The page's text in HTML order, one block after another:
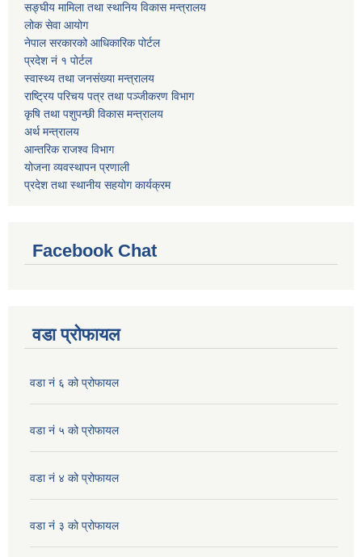
सङ्घीय मामिला तथा स्थानिय विकास मन्त्रालय
लोक सेवा आयोग
नेपाल सरकारको आधिकारिक पोर्टल
प्रदेश नं १ पोर्टल
स्वास्थ्य तथा जनसंख्या मन्त्रालय
राष्ट्रिय परिचय पत्र तथा पञ्जीकरण विभाग
कृषि तथा पशुपन्छी विकास मन्त्रालय
अर्थ मन्त्रालय
आन्तरिक राजश्व विभाग
योजना व्यवस्थापन प्रणाली
प्रदेश तथा स्थानीय सहयोग कार्यक्रम
Facebook Chat
वडा प्रोफायल
वडा नं ६ को प्रोफायल
वडा नं ५ को प्रोफायल
वडा नं ४ को प्रोफायल
वडा नं ३ को प्रोफायल